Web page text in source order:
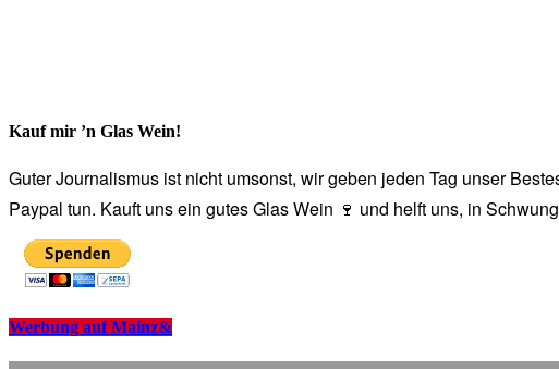
Kauf mir ’n Glas Wein!
Guter Journalismus ist nicht umsonst, wir geben jeden Tag unser
Paypal tun. Kauft uns ein gutes Glas Wein 🍷 und helft uns, in
Werbung auf Mainz&